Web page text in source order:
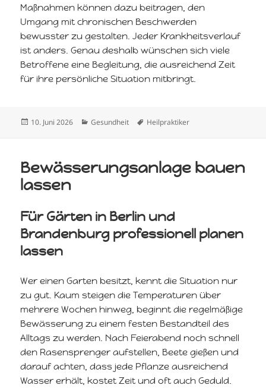
Maßnahmen können dazu beitragen, den
Umgang mit chronischen Beschwerden
bewusster zu gestalten. Jeder Krankheitsverlauf
ist anders. Genau deshalb wünschen sich viele
Betroffene eine Begleitung, die ausreichend Zeit
für ihre persönliche Situation mitbringt.
Veröffentlicht
10. Juni 2026 Kategorien
Gesundheit Schlagwörter
Heilpraktiker
Bewässerungsanlage bauen
lassen
Für Gärten in Berlin und
Brandenburg professionell planen
lassen
Wer einen Garten besitzt, kennt die Situation nur
zu gut. Kaum steigen die Temperaturen über
mehrere Wochen hinweg, beginnt die regelmäßige
Bewässerung zu einem festen Bestandteil des
Alltags zu werden. Nach Feierabend noch schnell
den Rasensprenger aufstellen, Beete gießen und
darauf achten, dass jede Pflanze ausreichend
Wasser erhält, kostet Zeit und oft auch Geduld.